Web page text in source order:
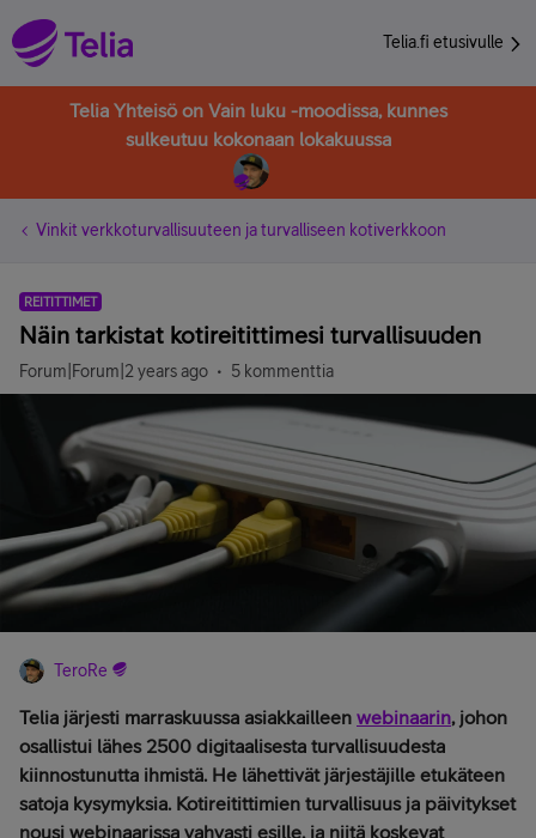
Telia.fi etusivulle
Telia Yhteisö on Vain luku -moodissa, kunnes
sulkeutuu kokonaan lokakuussa
Vinkit verkkoturvallisuuteen ja turvalliseen kotiverkkoon
REITITTIMET
Näin tarkistat kotireitittimesi turvallisuuden
Forum|Forum|2 years ago 5 kommenttia
TeroRe
Telia järjesti marraskuussa asiakkailleen webinaarin, johon
osallistui lähes 2500 digitaalisesta turvallisuudesta
kiinnostunutta ihmistä. He lähettivät järjestäjille etukäteen
satoja kysymyksia. Kotireitittimien turvallisuus ja päivitykset
nousi webinaarissa vahvasti esille, ja niitä koskevat